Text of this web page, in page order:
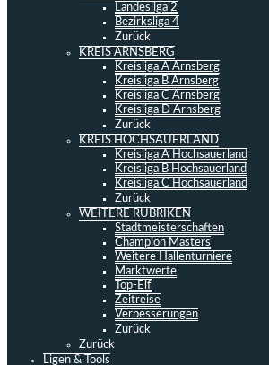
Landesliga 2
Bezirksliga 4
Zurück
KREIS ARNSBERG
Kreisliga A Arnsberg
Kreisliga B Arnsberg
Kreisliga C Arnsberg
Kreisliga D Arnsberg
Zurück
KREIS HOCHSAUERLAND
Kreisliga A Hochsauerland
Kreisliga B Hochsauerland
Kreisliga C Hochsauerland
Zurück
WEITERE RUBRIKEN
Stadtmeisterschaften
Champion Masters
Weitere Hallenturniere
Marktwerte
Top-Elf
Zeitreise
Verbesserungen
Zurück
Zurück
Ligen & Tools